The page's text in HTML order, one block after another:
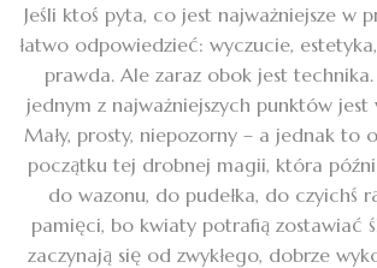
Jeśli ktoś pyta, co jest najważniejsze w
łatwo odpowiedzieć: wyczucie,
prawda. Ale zaraz obok jest
jednym z najważniejszych punktów jest
Mały, prosty, niepozorny – a jednak to
początku tej drobnej magii, która
do wazonu, do pudełka, do czyichś
pamięci, bo kwiaty potrafią zostawiać
zaczynają się od zwykłego, dobrze